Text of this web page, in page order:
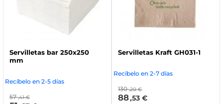
Servilletas bar 250x250
mm
Recíbelo en 2-5 días
57 ,41 €
Servilletas Kraft GH031-1
Recíbelo en 2-7 días
130 ,20 €
88,53 €